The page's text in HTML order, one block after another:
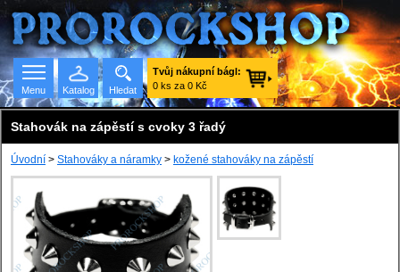
Hledat
Menu
Tvůj nákupní bágl:
0 ks za 0 Kč
Stahovák na zápěstí s cvoky 3 řadý
Úvodní > Stahováky a náramky > kožené stahováky na zápěstí
Katalog